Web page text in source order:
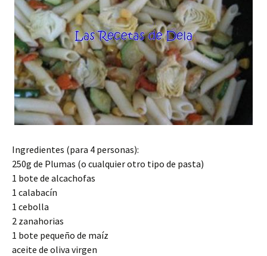
Ingredientes (para 4 personas):
250g de Plumas (o cualquier otro tipo de pasta)
1 bote de alcachofas
1 calabacín
1 cebolla
2 zanahorias
1 bote pequeño de maíz
aceite de oliva virgen